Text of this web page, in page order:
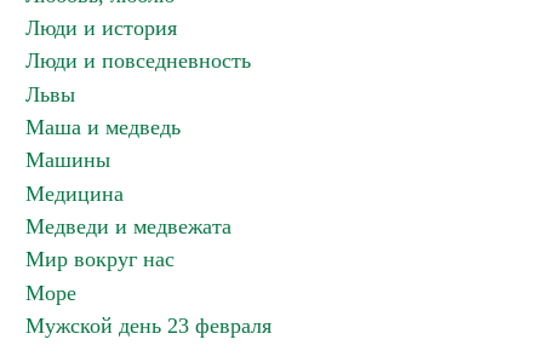
Люди и история
Люди и повседневность
Львы
Маша и медведь
Машины
Медицина
Медведи и медвежата
Мир вокруг нас
Море
Мужской день 23 февраля